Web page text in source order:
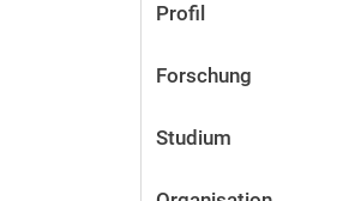
Profil
Forschung
Studium